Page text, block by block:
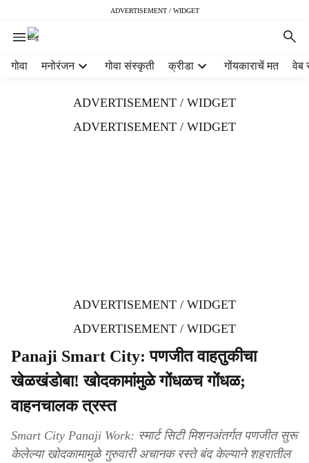
ADVERTISEMENT / WIDGET
गोवा मनोरंजन गोवा संस्कृती क्रीडा गोंयकाराचें मत वेब
ADVERTISEMENT / WIDGET
ADVERTISEMENT / WIDGET
ADVERTISEMENT / WIDGET
ADVERTISEMENT / WIDGET
Panaji Smart City: पणजीत वाहतुकीचा
खेळखंडोबा! खोदकामांमुळे गोंधळच गोंधळ;
वाहनचालक त्रस्त
Smart City Panaji Work: स्मार्ट सिटी मिशनअंतर्गत पणजीत सुरू
केलेल्या खोदकामामुळे गुरुवारी अचानक रस्ते बंद केल्याने शहरातील